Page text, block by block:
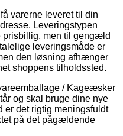
varerne leveret til din
Leveringstypen
prisbillig, men til gengæld
leveringsmåde er
den løsning afhænger
shoppens tilholdssted.
/ Kageæsker
og skal bruge dine nye
er det rigtig meningsfuldt
på det pågældende